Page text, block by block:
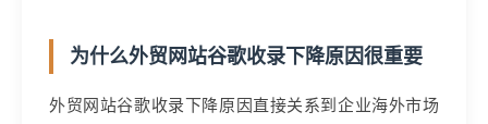
为什么外贸网站谷歌收录下降原因很重要
外贸网站谷歌收录下降原因直接关系到企业海外市场